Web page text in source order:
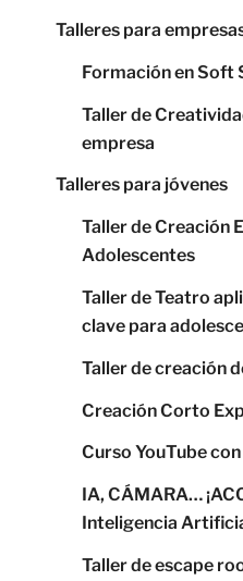
Talleres para
Formación en Soft
Taller de
empresa
Talleres para jóvenes
Taller de Creación
Adolescentes
Taller de Teatro
clave para
Taller de creación
Creación Corto
Curso YouTube
IA, CÁMARA…
Inteligencia
Taller de escape